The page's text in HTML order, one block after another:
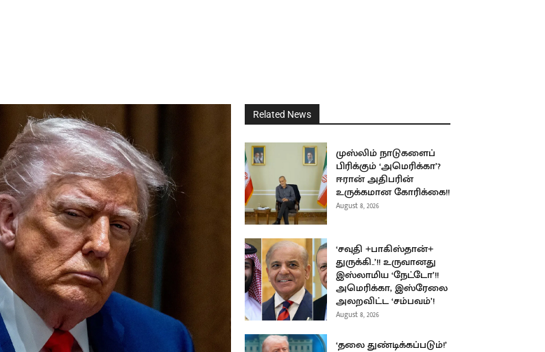
Related News
முஸ்லிம் நாடுகளைப்
பிரிக்கும் ‘அமெரிக்கா’?
ஈரான் அதிபரின்
உருக்கமான கோரிக்கை!!
August 8, 2026
‘சவுதி +பாகிஸ்தான்+
துருக்கி..’!! உருவானது
இஸ்லாமிய ‘நேட்டோ’!!
அமெரிக்கா, இஸ்ரேலை
அலறவிட்ட ‘சம்பவம்’!
August 8, 2026
‘தலை துண்டிக்கப்படும்!’